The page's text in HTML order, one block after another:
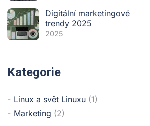
Digitální marketingové
trendy 2025
2025
Kategorie
Linux a svět Linuxu (1)
Marketing (2)